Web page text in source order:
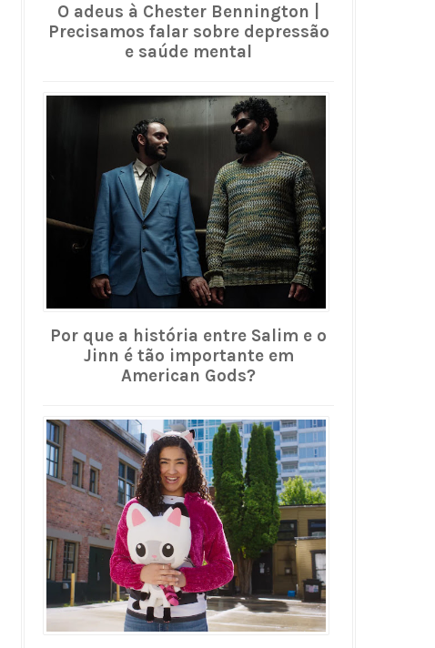
O adeus à Chester Bennington |
Precisamos falar sobre depressão
e saúde mental
Por que a história entre Salim e o
Jinn é tão importante em
American Gods?